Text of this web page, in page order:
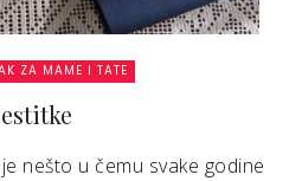
ZA MAME I TATE
nešto u čemu svake godine